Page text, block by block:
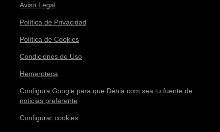
Aviso Legal
Política de Privacidad
Política de Cookies
Condiciones de Uso
Hemeroteca
Configura Google para que Dénia.com sea tu fuente de
noticias preferente
Configurar cookies